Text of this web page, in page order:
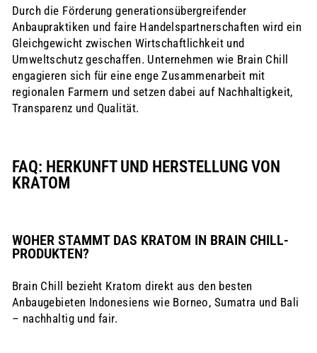
Durch die Förderung generationsübergreifender
Anbaupraktiken und faire Handelspartnerschaften wird ein
Gleichgewicht zwischen Wirtschaftlichkeit und
Umweltschutz geschaffen. Unternehmen wie Brain Chill
engagieren sich für eine enge Zusammenarbeit mit
regionalen Farmern und setzen dabei auf Nachhaltigkeit,
Transparenz und Qualität.
FAQ: HERKUNFT UND HERSTELLUNG VON
KRATOM
WOHER STAMMT DAS KRATOM IN BRAIN CHILL-
PRODUKTEN?
Brain Chill bezieht Kratom direkt aus den besten
Anbaugebieten Indonesiens wie Borneo, Sumatra und Bali
– nachhaltig und fair.